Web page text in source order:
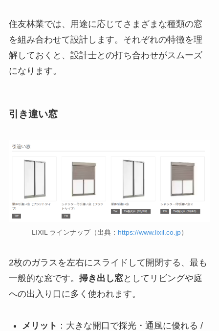
住友林業では、用途に応じてさまざまな種類の窓
を組み合わせて設計します。それぞれの特徴を理
解しておくと、設計士との打ち合わせがスムーズ
になります。
引き違い窓
LIXIL ラインナップ（出典： https://www.lixil.co.jp）
2枚のガラスを左右にスライドして開閉する、最も
一般的な窓です。 掃き出し窓としてリビングや庭
への出入り口に多く使われます。
メリット ：大きな開口で採光・通風に優れる /